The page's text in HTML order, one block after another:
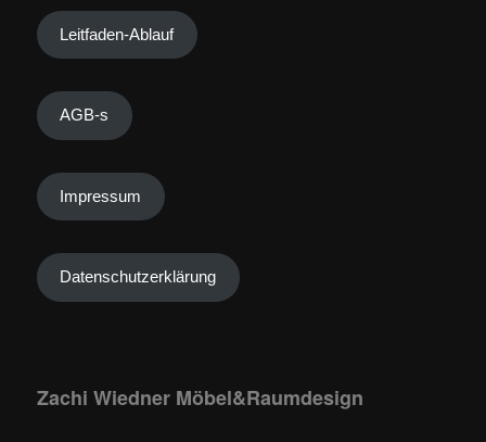
Leitfaden-Ablauf
AGB-s
Impressum
Datenschutzerklärung
Zachi Wiedner Möbel&Raumdesign